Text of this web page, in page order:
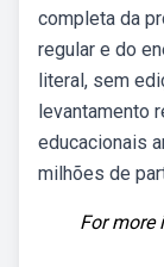
completa da
regular e do
literal, sem
levantamento
educacionais
milhões de
For more